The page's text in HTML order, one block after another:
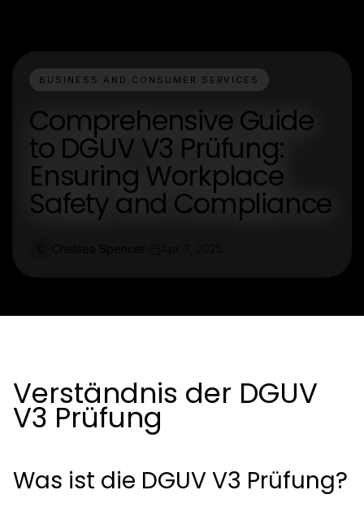
BUSINESS AND CONSUMER SERVICES
Comprehensive Guide
to DGUV V3 Prüfung:
Ensuring Workplace
Safety and Compliance
Verständnis der DGUV
V3 Prüfung
Was ist die DGUV V3 Prüfung?